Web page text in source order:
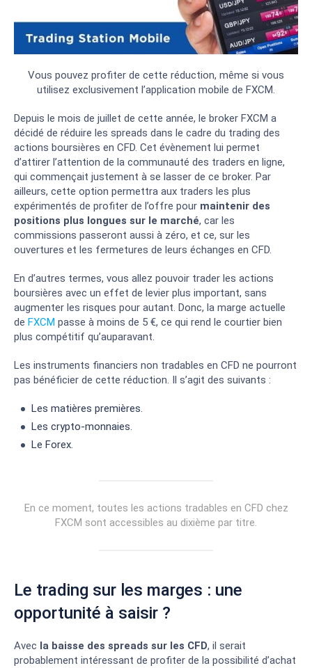
Vous pouvez profiter de cette réduction, même si vous
utilisez exclusivement l’application mobile de FXCM.
Depuis le mois de juillet de cette année, le broker FXCM a
décidé de réduire les spreads dans le cadre du trading des
actions boursières en CFD. Cet évènement lui permet
d’attirer l’attention de la communauté des traders en ligne,
qui commençait justement à se lasser de ce broker. Par
ailleurs, cette option permettra aux traders les plus
expérimentés de profiter de l’offre pour maintenir des
positions plus longues sur le marché, car les
commissions passeront aussi à zéro, et ce, sur les
ouvertures et les fermetures de leurs échanges en CFD.
En d’autres termes, vous allez pouvoir trader les actions
boursières avec un effet de levier plus important, sans
augmenter les risques pour autant. Donc, la marge actuelle
de FXCM passe à moins de 5 €, ce qui rend le courtier bien
plus compétitif qu’auparavant.
Les instruments financiers non tradables en CFD ne pourront
pas bénéficier de cette réduction. Il s’agit des suivants :
Les matières premières.
Les crypto-monnaies.
Le Forex.
En ce moment, toutes les actions tradables en CFD chez
FXCM sont accessibles au dixième par titre.
Le trading sur les marges : une
opportunité à saisir ?
Avec la baisse des spreads sur les CFD, il serait
probablement intéressant de profiter de la possibilité d’achat